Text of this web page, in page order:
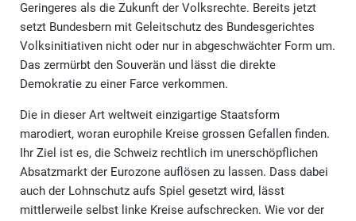
Geringeres als die Zukunft der Volksrechte. Bereits jetzt
setzt Bundesbern mit Geleitschutz des Bundesgerichtes
Volksinitiativen nicht oder nur in abgeschwächter Form um.
Das zermürbt den Souverän und lässt die direkte
Demokratie zu einer Farce verkommen.
Die in dieser Art weltweit einzigartige Staatsform
marodiert, woran europhile Kreise grossen Gefallen finden.
Ihr Ziel ist es, die Schweiz rechtlich im unerschöpflichen
Absatzmarkt der Eurozone auflösen zu lassen. Dass dabei
auch der Lohnschutz aufs Spiel gesetzt wird, lässt
mittlerweile selbst linke Kreise aufschrecken. Wie vor der